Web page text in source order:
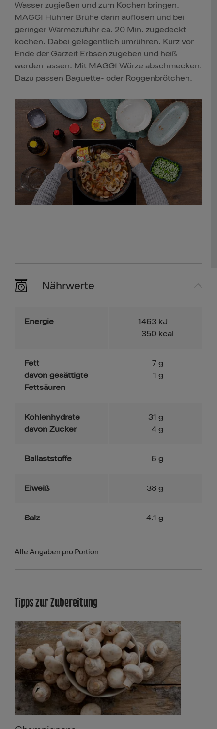
Wasser zugießen und zum Kochen bringen.
MAGGI Hühner Brühe darin auflösen und bei
geringer Wärmezufuhr ca. 20 Min. zugedeckt
kochen. Dabei gelegentlich umrühren. Kurz vor
Ende der Garzeit Erbsen zugeben und heiß
werden lassen. Mit MAGGI Würze abschmecken.
Dazu passen Baguette- oder Roggenbrötchen.
Nährwerte
Energie 1463 kJ
350 kcal
Fett
davon gesättigte
Fettsäuren
7 g
1 g
Kohlenhydrate
davon Zucker
31 g
4 g
Ballaststoffe 6 g
Eiweiß 38 g
Salz 4.1 g
Alle Angaben pro Portion
Tipps zur Zubereitung